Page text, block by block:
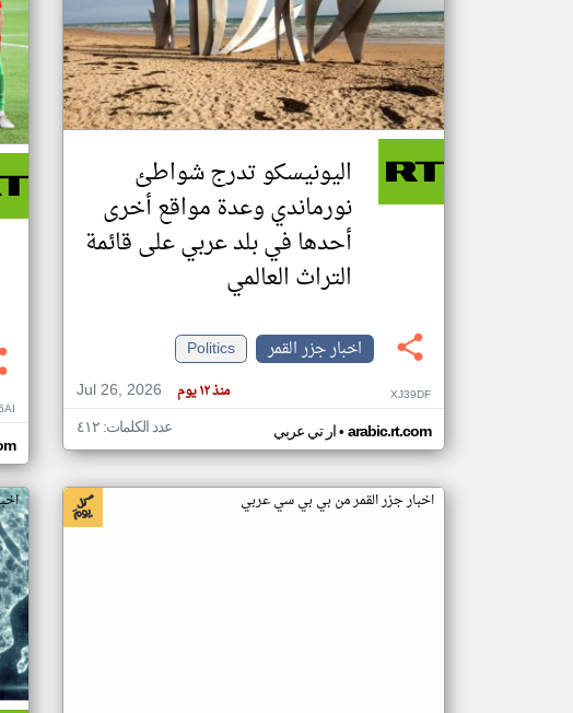
اليونيسكو تدرج شواطئ
نورماندي وعدة مواقع أخرى
أحدها في بلد عربي على قائمة
التراث العالمي
اخبار جزر القمر
Politics
Jul 26, 2026
منذ ١٢ يوم XJ39DF
ار تي عربي• arabic.rt.com عدد الكلمات: ٤١٢
اخبار جزر القمر من بي بي سي عربي